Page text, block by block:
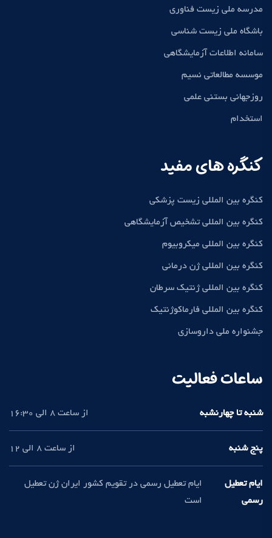
مدرسه ملی زیست فناوری
باشگاه ملی زیست شناسی
سامانه اطلاعات آزمایشگاهی
موسسه مطالعاتی نسیم
روزجهانی بستنی علمی
استخدام
کنگره های مفید
کنگره بین المللی زیست پزشکی
کنگره بین المللی تشخیص آزمایشگاهی
کنگره بین المللی میکروبیوم
کنگره بین المللی ژن درمانی
کنگره بین المللی ژنتیک سرطان
کنگره بین المللی فارماکوژنتیک
جشنواره ملی داروسازی
ساعات فعالیت
شنبه تا چهارنشبه از ساعت 8 الی 16:30
پنج شنبه از ساعت 8 الی 12
ایام تعطیل
رسمی
ایام تعطیل رسمی در تقویم کشور ایران ژن تعطیل
است